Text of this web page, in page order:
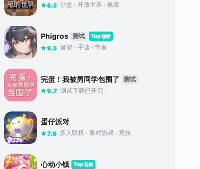
6.5 沙盒 开放世界 像素
Phigros 测试
9.5 音游 手速 节奏
完蛋！我被男同学包围了 测试
9.7 测试下载已开启
蛋仔派对
7.8 多人联机 派对游戏 竞技
心动小镇